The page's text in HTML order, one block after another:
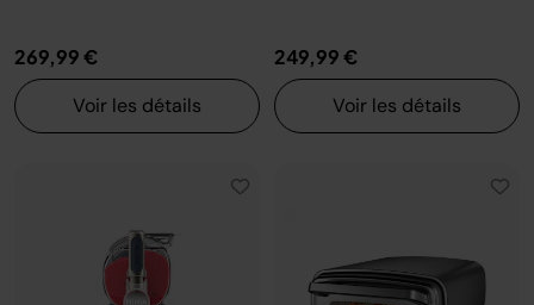
269,99 €
Voir les détails
249,99 €
Voir les détails